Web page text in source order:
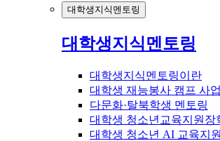
대학생지식멘토링
대학생지식멘토링
대학생지식멘토링이란
대학생 재능봉사 캠프 사업
다문화·탈북학생 멘토링
대학생 청소년교육지원장
대학생 청소년 AI 교육지